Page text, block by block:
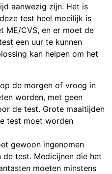
aanwezig zijn. Het is
test heel moeilijk is
ME/CVS, en er moet de
een uur te kunnen
kan helpen om het
de morgen of vroeg in
worden, met geen
de test. Grote maaltijden
test moet worden
gewoon ingenomen
test. Medicijnen die het
moeten minstens